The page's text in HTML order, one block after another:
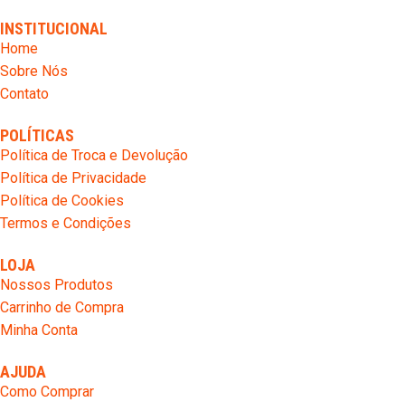
INSTITUCIONAL
Home
Sobre Nós
Contato
POLÍTICAS
Política de Troca e Devolução
Política de Privacidade
Política de Cookies
Termos e Condições
LOJA
Nossos Produtos
Carrinho de Compra
Minha Conta
AJUDA
Como Comprar